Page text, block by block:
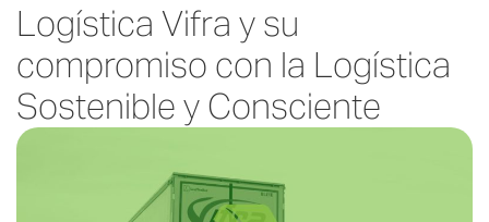
Logística Vifra y su
compromiso con la Logística
Sostenible y Consciente